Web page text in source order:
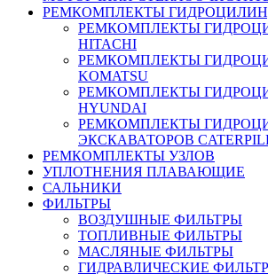
РЕМКОМПЛЕКТЫ
РЕМКОМПЛЕКТЫ
HITACHI
РЕМКОМПЛЕКТЫ
KOMATSU
РЕМКОМПЛЕКТЫ
HYUNDAI
РЕМКОМПЛЕКТЫ
ЭКСКАВАТОРОВ
РЕМКОМПЛЕКТЫ УЗЛОВ
УПЛОТНЕНИЯ ПЛАВАЮЩИЕ
САЛЬНИКИ
ФИЛЬТРЫ
ВОЗДУШНЫЕ ФИЛЬТРЫ
ТОПЛИВНЫЕ ФИЛЬТРЫ
МАСЛЯНЫЕ ФИЛЬТРЫ
ГИДРАВЛИЧЕСКИЕ